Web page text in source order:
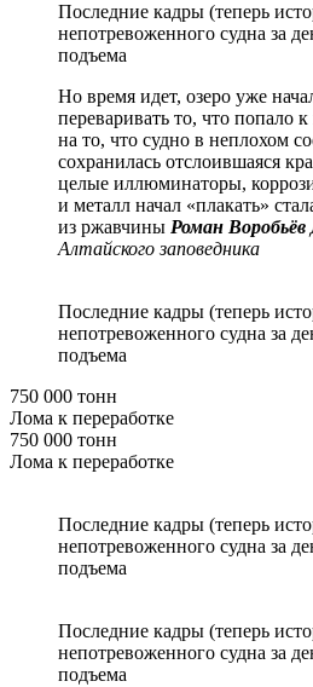
Последние кадры (теперь
непотревоженного судна за
подъема
Но время идет, озеро уже
переваривать то, что попало
на то, что судно в неплохом
сохранилась отслоившаяся
целые иллюминаторы,
и металл начал «плакать»
из ржавчины Роман Воробьёв
Алтайского заповедника
Последние кадры (теперь
непотревоженного судна за
подъема
750 000 тонн
Лома к переработке
750 000 тонн
Лома к переработке
Последние кадры (теперь
непотревоженного судна за
подъема
Последние кадры (теперь
непотревоженного судна за
подъема